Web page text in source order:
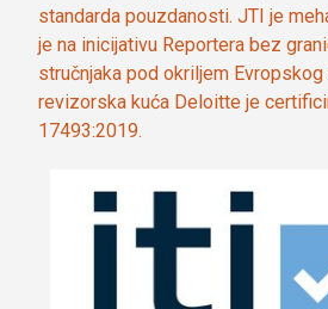
standarda pouzdanosti. JTI je
je na inicijativu Reportera bez
stručnjaka pod okriljem
revizorska kuća Deloitte je
17493:2019.